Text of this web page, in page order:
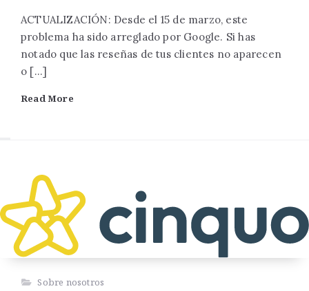
ACTUALIZACIÓN: Desde el 15 de marzo, este
problema ha sido arreglado por Google. Si has
notado que las reseñas de tus clientes no aparecen
o […]
Read More
Sobre nosotros